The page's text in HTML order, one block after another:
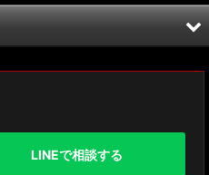
LINEで相談する